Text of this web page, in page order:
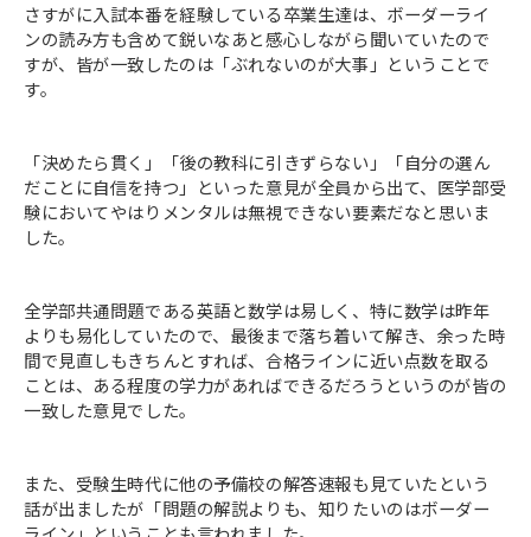
さすがに入試本番を経験している卒業生達は、ボーダーライ
ンの読み方も含めて鋭いなあと感心しながら聞いていたので
すが、皆が一致したのは「ぶれないのが大事」ということで
す。
「決めたら貫く」「後の教科に引きずらない」「自分の選ん
だことに自信を持つ」といった意見が全員から出て、医学部受
験においてやはりメンタルは無視できない要素だなと思いま
した。
全学部共通問題である英語と数学は易しく、特に数学は昨年
よりも易化していたので、最後まで落ち着いて解き、余った時
間で見直しもきちんとすれば、合格ラインに近い点数を取る
ことは、ある程度の学力があればできるだろうというのが皆の
一致した意見でした。
また、受験生時代に他の予備校の解答速報も見ていたという
話が出ましたが「問題の解説よりも、知りたいのはボーダー